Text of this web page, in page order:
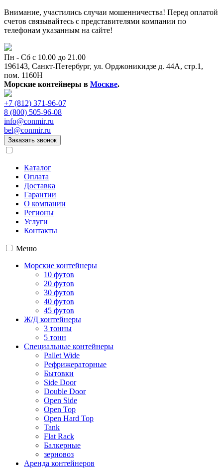
Внимание, участились случаи мошенничества! Перед оплатой
счетов связывайтесь с представителями компании по
телефонам указанным на сайте!
Пн - Сб с 10.00 до 21.00
196143, Санкт-Петербург, ул. Орджоникидзе д. 44А, стр.1,
пом. 1160Н
Морские контейнеры в Москве.
+7 (812) 371-96-07
8 (800) 505-96-08
info@conmir.ru
bel@conmir.ru
Заказать звонок
Каталог
Оплата
Доставка
Гарантии
О компании
Регионы
Услуги
Контакты
Меню
Морские контейнеры
10 футов
20 футов
30 футов
40 футов
45 футов
Ж/Д контейнеры
3 тонны
5 тонн
Специальные контейнеры
Pallet Wide
Рефрижераторные
Бытовки
Side Door
Double Door
Open Side
Open Top
Open Hard Top
Tank
Flat Rack
Балкерные
зерновоз
Аренда контейнеров